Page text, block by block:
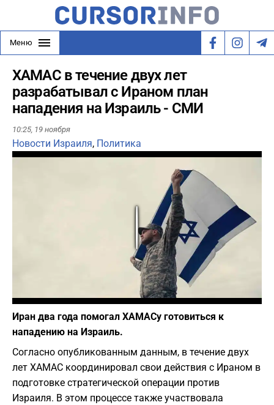
Меню
ХАМАС в течение двух лет
разрабатывал с Ираном план
нападения на Израиль - СМИ
10:25, 19 ноября
Новости Израиля, Политика
Play
Фото: depositphotos.com
Иран два года помогал ХАМАСу готовиться к
нападению на Израиль.
Согласно опубликованным данным, в течение двух
лет ХАМАС координировал свои действия с Ираном в
подготовке стратегической операции против
Израиля. В этом процессе также участвовала